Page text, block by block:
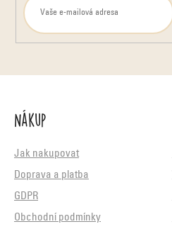
Nákup
Jak nakupovat
Doprava a platba
GDPR
Obchodní podmínky